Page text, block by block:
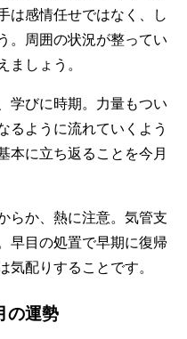
は感情任せではなく、し
。周囲の状況が整ってい
ましょう。
学びに時期。力量もつい
るように流れていくよう
本に立ち返ることを今月
らか、熱に注意。気管支
早目の処置で早期に復帰
気配りすることです。
の運勢